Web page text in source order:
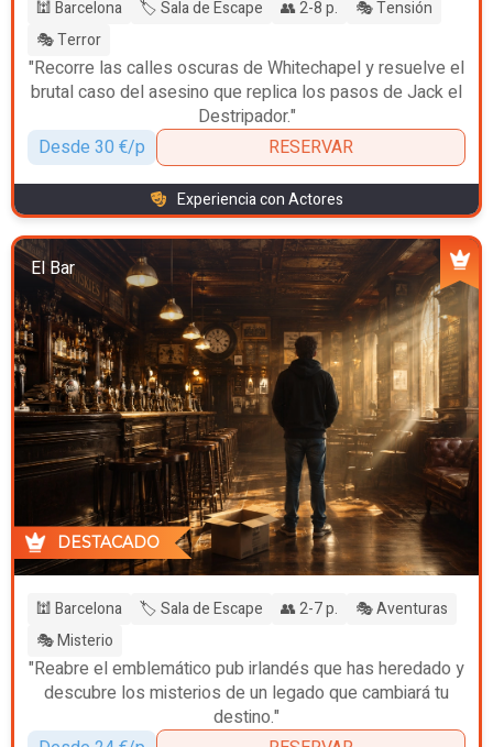
🕍 Barcelona 🏷️ Sala de Escape 👥 2-8 p.
🎭 Tensión
🎭 Terror
"Recorre las calles oscuras de Whitechapel y resuelve el
brutal caso del asesino que replica los pasos de Jack el
Destripador."
Desde 30 €/p
RESERVAR
Experiencia con Actores
El Bar
DESTACADO
🕍 Barcelona 🏷️ Sala de Escape 👥 2-7 p.
🎭 Aventuras
🎭 Misterio
"Reabre el emblemático pub irlandés que has heredado y
descubre los misterios de un legado que cambiará tu
destino."